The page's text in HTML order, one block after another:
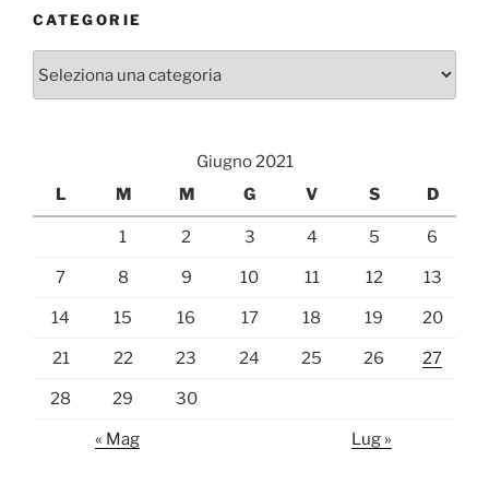
CATEGORIE
Giugno 2021
L
M M G V S D
1 2 3 4 5 6
7 8 9 10 11 12 13
14 15 16 17 18 19 20
21 22 23 24 25 26 27
28 29 30
« Mag Lug »